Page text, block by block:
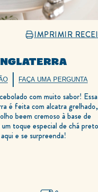
IMPRIMIR
FAÇA UMA PERGUNTA
com muito sabor! Essa
é feita com alcatra grelhado,
beem cremoso à base de
toque especial de chá
e se surpreenda!